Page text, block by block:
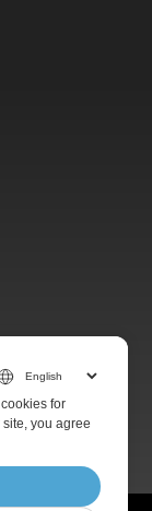
for
you agree